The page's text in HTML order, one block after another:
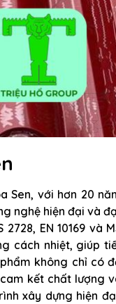
Sen, với hơn 20
nghệ hiện đại và
EN 10169 và
cách nhiệt, giúp
không chỉ có
kết chất lượng
xây dựng hiện